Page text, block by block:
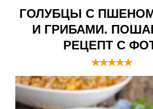
ГОЛУБЦЫ С
И ГРИБАМИ.
РЕЦЕПТ С